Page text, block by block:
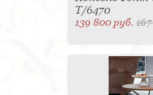
T/6470
139 800 руб.